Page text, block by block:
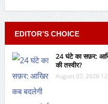
EDITOR’S CHOICE
24 घंटे का सफ़र:
की तस्वीर?
August 07, 2026